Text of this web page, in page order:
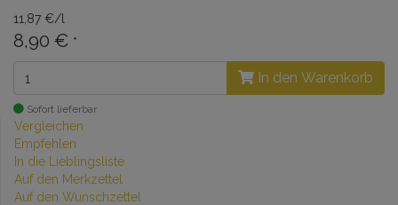
11,87 €/l
8,90 € *
In den Warenkorb
Sofort lieferbar
Vergleichen
Empfehlen
In die Lieblingsliste
Auf den Merkzettel
Auf den Wunschzettel